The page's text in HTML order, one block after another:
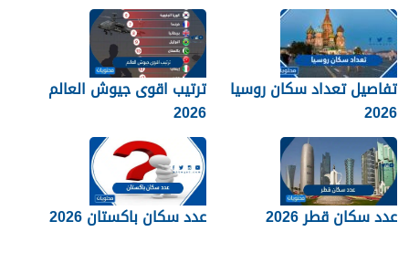
تفاصيل تعداد سكان روسيا
2026
ترتيب اقوى جيوش العالم
2026
عدد سكان قطر 2026 عدد سكان باكستان 2026